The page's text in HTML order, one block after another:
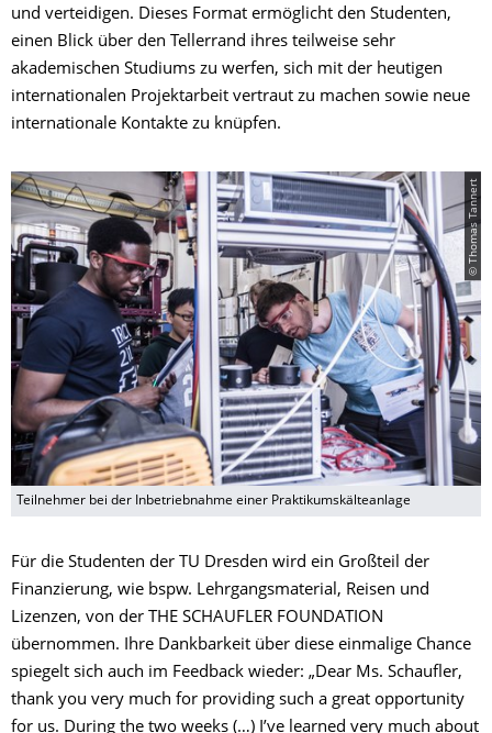
und verteidigen. Dieses Format ermöglicht den Studenten,
einen Blick über den Tellerrand ihres teilweise sehr
akademischen Studiums zu werfen, sich mit der heutigen
internationalen Projektarbeit vertraut zu machen sowie neue
internationale Kontakte zu knüpfen.
© Thomas Tannert
Teilnehmer bei der Inbetriebnahme einer Praktikumskälteanlage
Für die Studenten der TU Dresden wird ein Großteil der
Finanzierung, wie bspw. Lehrgangsmaterial, Reisen und
Lizenzen, von der THE SCHAUFLER FOUNDATION
übernommen. Ihre Dankbarkeit über diese einmalige Chance
spiegelt sich auch im Feedback wieder: „ Dear Ms. Schaufler,
thank you very much for providing such a great opportunity
for us. During the two weeks (…) I’ve learned very much about